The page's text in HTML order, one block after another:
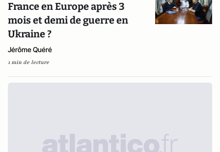
France en Europe après 3
mois et demi de guerre en
Ukraine ?
Jérôme Quéré
1 min de lecture